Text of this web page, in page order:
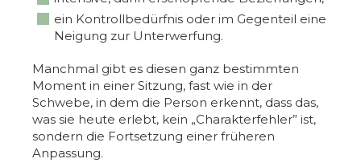
ein Kontrollbedürfnis oder im Gegenteil eine
Neigung zur Unterwerfung.
Manchmal gibt es diesen ganz bestimmten
Moment in einer Sitzung, fast wie in der
Schwebe, in dem die Person erkennt, dass das,
was sie heute erlebt, kein „Charakterfehler” ist,
sondern die Fortsetzung einer früheren
Anpassung.